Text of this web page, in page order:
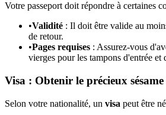
Votre passeport doit répondre à certaines
•Validité : Il doit être valide au
de retour.
•Pages requises : Assurez-vous
vierges pour les tampons d'entrée et
Visa : Obtenir le précieux sésame
Selon votre nationalité, un visa peut être